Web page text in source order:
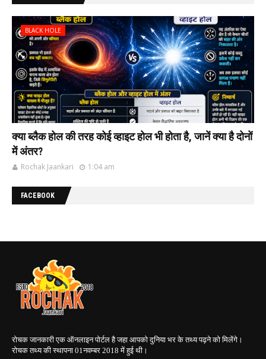
BLACK HOLE
क्या ब्लैक होल की‌ तरह कोई व्हाइट होल भी‌ होता है, जानें क्या है दोनों
में अंतर?
Rochak Jaankari 1:04 am
FACEBOOK
रोचक जानकारी एक ऑनलाइन पोर्टल है जहा आपको दुनिया भर के तथ्य पढ़ने को मिलेंगे।
रोचक तथ्य की स्थापना 01नवम्बर 2018में हुई थी।